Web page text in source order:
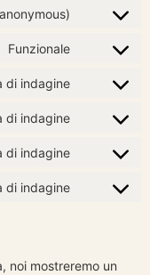
service
wordpress
Consent
service
elementor
Funzionale
Consent
service
litespeed
di indagine
Consent
service
adobe-
di indagine
Consent
service
google-
di indagine
Consent
service
google-
di indagine
Consent
noi mostreremo un